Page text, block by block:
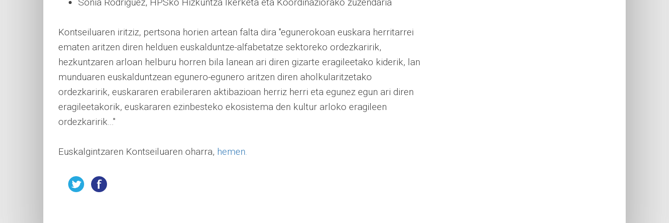
Kontseiluaren iritziz, pertsona horien artean falta dira "egunerokoan euskara herritarrei
ematen aritzen diren helduen euskalduntze-alfabetatze sektoreko ordezkaririk,
hezkuntzaren arloan helburu horren bila lanean ari diren gizarte eragileetako kiderik, lan
munduaren euskalduntzean egunero-egunero aritzen diren aholkularitzetako
ordezkaririk, euskararen erabileraren aktibazioan herriz herri eta egunez egun ari diren
eragileetakorik, euskararen ezinbesteko ekosistema den kultur arloko eragileen
ordezkaririk…"
Euskalgintzaren Kontseiluaren oharra, hemen.